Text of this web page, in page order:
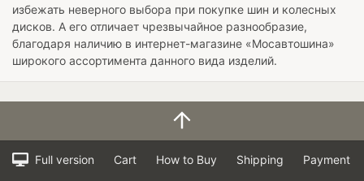
избежать неверного выбора при покупке шин и колесных
дисков. А его отличает чрезвычайное разнообразие,
благодаря наличию в интернет-магазине «Мосавтошина»
широкого ассортимента данного вида изделий.
Full version Cart How to Buy Shipping Payment